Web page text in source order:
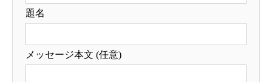
題名
メッセージ本文 (任意)